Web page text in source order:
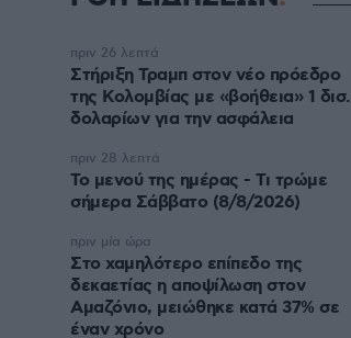
Στήριξη Τραμπ στον νέο πρόεδρο
της Κολομβίας με «βοήθεια» 1 δισ.
δολαρίων για την ασφάλεια
πριν 26 λεπτά
Το μενού της ημέρας - Τι τρώμε
σήμερα Σάββατο (8/8/2026)
πριν 28 λεπτά
Στο χαμηλότερο επίπεδο της
δεκαετίας η αποψίλωση στον
Αμαζόνιο, μειώθηκε κατά 37% σε
έναν χρόνο
πριν μία ώρα